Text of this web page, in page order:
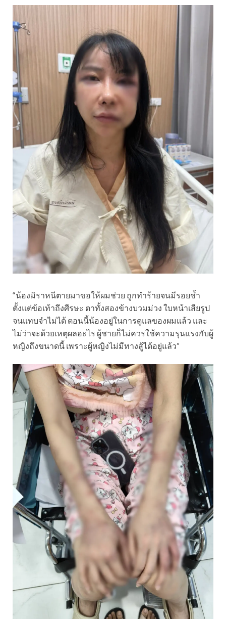
“น้องมิราหนีตายมาขอให้ผมช่วย ถูกทำร้ายจนมีรอยช้ำ
ตั้งแต่ข้อเท้าถึงศีรษะ ตาทั้งสองข้างบวมม่วง ใบหน้าเสียรูป
จนแทบจำไม่ได้ ตอนนี้น้องอยู่ในการดูแลของผมแล้ว และ
ไม่ว่าจะด้วยเหตุผลอะไร ผู้ชายก็ไม่ควรใช้ความรุนแรงกับผู้
หญิงถึงขนาดนี้ เพราะผู้หญิงไม่มีทางสู้ได้อยู่แล้ว”